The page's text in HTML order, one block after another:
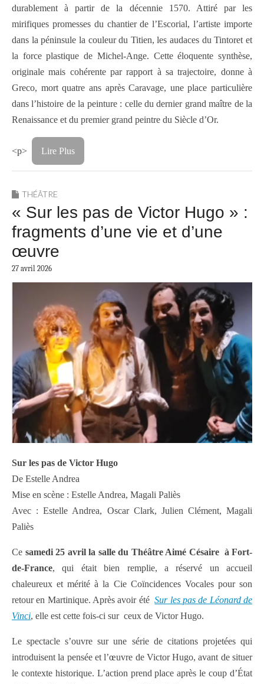
durablement à partir de la décennie 1570. Attiré par les
mirifiques promesses du chantier de l’Escorial, l’artiste importe
dans la péninsule la couleur du Titien, les audaces du Tintoret et
la force plastique de Michel-Ange. Cette éloquente synthèse,
originale mais cohérente par rapport à sa trajectoire, donne à
Greco, mort quatre ans après Caravage, une place particulière
dans l’histoire de la peinture : celle du dernier grand maître de la
Renaissance et du premier grand peintre du Siècle d’Or.
<p> Lire Plus
THÉÂTRE
« Sur les pas de Victor Hugo » :
fragments d’une vie et d’une
œuvre
27 avril 2026
Sur les pas de Victor Hugo
De Estelle Andrea
Mise en scène : Estelle Andrea, Magali Paliès
Avec : Estelle Andrea, Oscar Clark, Julien Clément, Magali
Paliès
Ce samedi 25 avril la salle du Théâtre Aimé Césaire à Fort-
de-France, qui était bien remplie, a réservé un accueil
chaleureux et mérité à la Cie Coïncidences Vocales pour son
retour en Martinique. Après avoir étéSur les pas de Léonard de
Vinci, elle est cette fois-ci sur ceux de Victor Hugo.
Le spectacle s’ouvre sur une série de citations projetées qui
introduisent la pensée et l’œuvre de Victor Hugo, avant de situer
le contexte historique. L’action prend place après le coup d’État